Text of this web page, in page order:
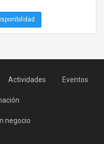
Actividades Eventos
negocio